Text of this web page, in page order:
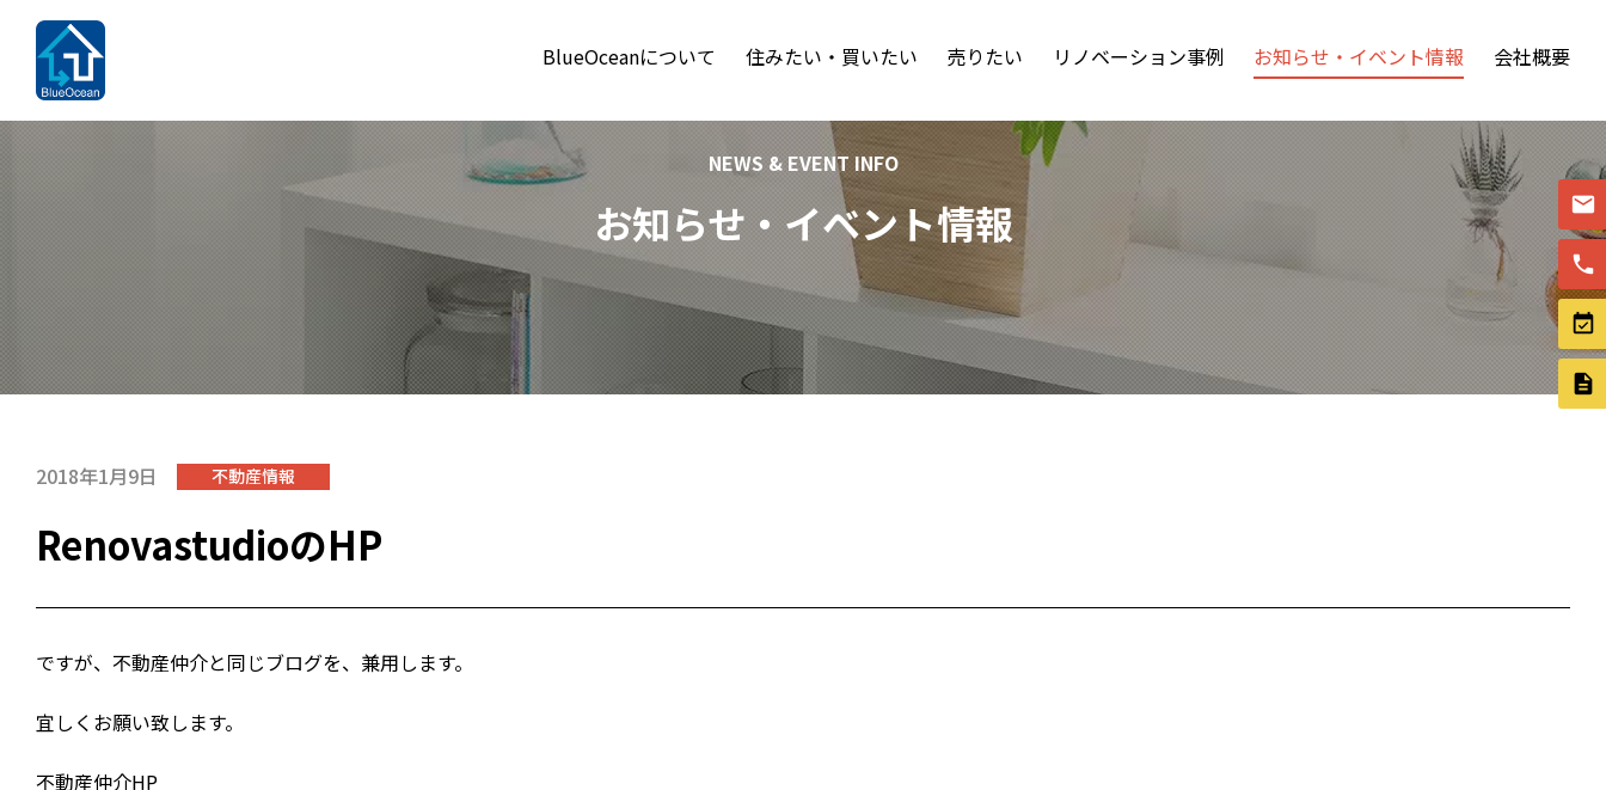
BlueOceanについて 住みたい・買いたい 売りたい リノベーション事例 お知らせ・イベント情報 会社概要
NEWS & EVENT INFO
お知らせ・イベント情報
2018年1月9日 不動産情報
RenovastudioのHP
ですが、不動産仲介と同じブログを、兼用します。
宜しくお願い致します。
不動産仲介HP